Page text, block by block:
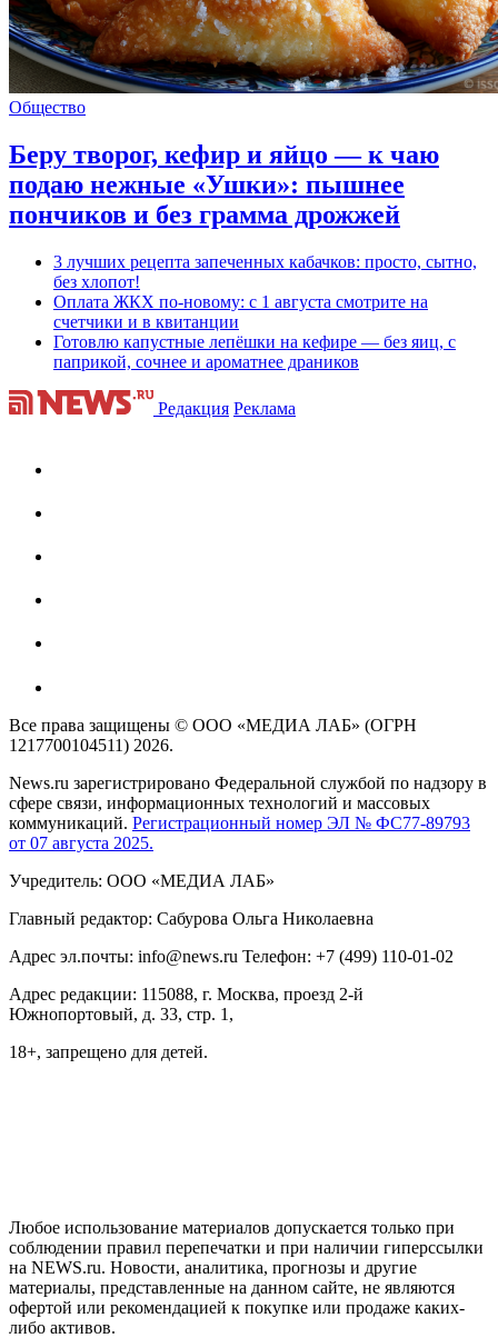
Общество
Беру творог, кефир и яйцо — к чаю
подаю нежные «Ушки»: пышнее
пончиков и без грамма дрожжей
3 лучших рецепта запеченных кабачков: просто, сытно,
без хлопот!
Оплата ЖКХ по-новому: с 1 августа смотрите на
счетчики и в квитанции
Готовлю капустные лепёшки на кефире — без яиц, с
паприкой, сочнее и ароматнее драников
Редакция Реклама
Все права защищены © ООО «МЕДИА ЛАБ» (ОГРН
1217700104511) 2026.
News.ru зарегистрировано Федеральной службой по надзору в
сфере связи, информационных технологий и массовых
коммуникаций. Регистрационный номер ЭЛ № ФС77-89793
от 07 августа 2025.
Учредитель: ООО «МЕДИА ЛАБ»
Главный редактор: Сабурова Ольга Николаевна
Адрес эл.почты: info@news.ru Телефон: +7 (499) 110-01-02
Адрес редакции: 115088, г. Москва, проезд 2-й
Южнопортовый, д. 33, стр. 1,
18+, запрещено для детей.
Любое использование материалов допускается только при
соблюдении правил перепечатки и при наличии гиперссылки
на NEWS.ru. Новости, аналитика, прогнозы и другие
материалы, представленные на данном сайте, не являются
офертой или рекомендацией к покупке или продаже каких-
либо активов.